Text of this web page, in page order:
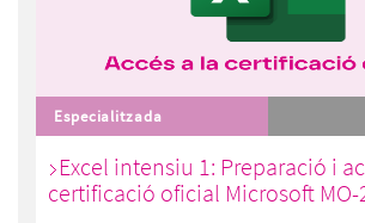
Especialitzada
Excel intensiu 1: Preparació i
certificació oficial Microsoft MO-